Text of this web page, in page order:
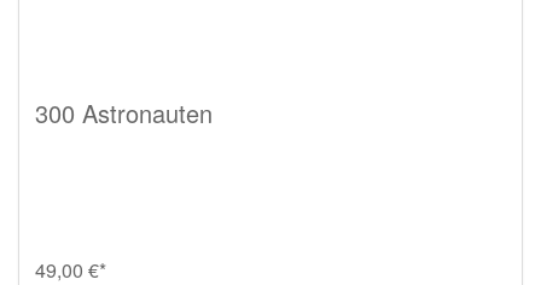
300 Astronauten
49,00 €*